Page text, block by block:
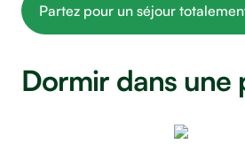
Partez pour un séjour
Dormir dans une